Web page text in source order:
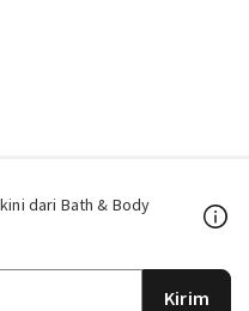
dari Bath & Body
Kirim